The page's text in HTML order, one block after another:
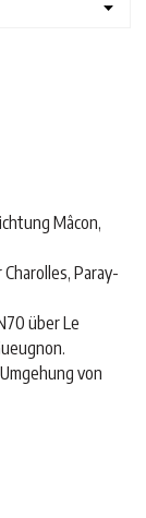
Mâcon,
Paray-
über Le
von